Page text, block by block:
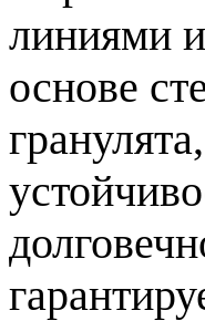
линиями
основе